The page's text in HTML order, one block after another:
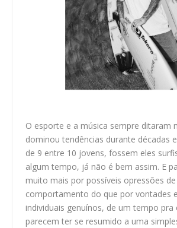
O esporte e a música sempre ditaram
dominou tendências durante décadas
de 9 entre 10 jovens, fossem eles
algum tempo, já não é bem assim. E
muito mais por possíveis opressões de
comportamento do que por vontades
individuais genuínos, de um tempo pra
parecem ter se resumido a uma